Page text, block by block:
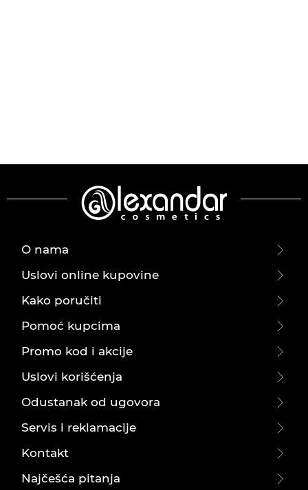
O nama
Uslovi online kupovine
Kako poručiti
Pomoć kupcima
Promo kod i akcije
Uslovi korišćenja
Odustanak od ugovora
Servis i reklamacije
Kontakt
Najčešća pitanja